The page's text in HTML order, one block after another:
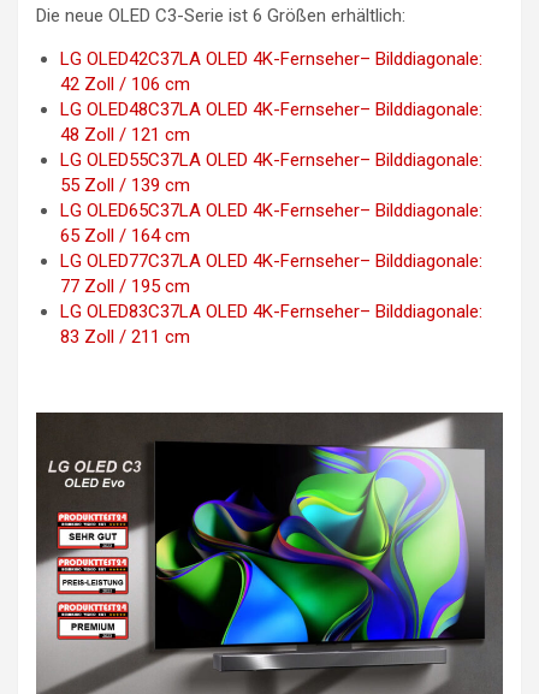
Die neue OLED C3-Serie ist 6 Größen erhältlich:
LG OLED42C37LA OLED 4K-Fernseher– Bilddiagonale:
42 Zoll / 106 cm
LG OLED48C37LA OLED 4K-Fernseher– Bilddiagonale:
48 Zoll / 121 cm
LG OLED55C37LA OLED 4K-Fernseher– Bilddiagonale:
55 Zoll / 139 cm
LG OLED65C37LA OLED 4K-Fernseher– Bilddiagonale:
65 Zoll / 164 cm
LG OLED77C37LA OLED 4K-Fernseher– Bilddiagonale:
77 Zoll / 195 cm
LG OLED83C37LA OLED 4K-Fernseher– Bilddiagonale:
83 Zoll / 211 cm